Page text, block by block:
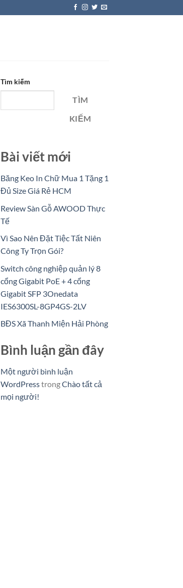
Tìm kiếm
TÌM
KIẾM
Bài viết mới
Băng Keo In Chữ Mua 1 Tặng 1
Đủ Size Giá Rẻ HCM
Review Sàn Gỗ AWOOD Thực
Tế
Vì Sao Nên Đặt Tiệc Tất Niên
Công Ty Trọn Gói?
Switch công nghiệp quản lý 8
cổng Gigabit PoE + 4 cổng
Gigabit SFP 3Onedata
IES6300SL-8GP4GS-2LV
BĐS Xã Thanh Miện Hải Phòng
Bình luận gần đây
Một người bình luận
WordPresstrongChào tất cả
mọi người!